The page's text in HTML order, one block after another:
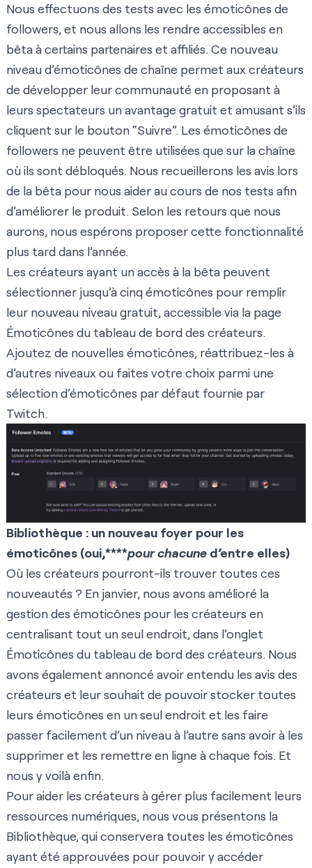
Nous effectuons des tests avec les émoticônes de
followers, et nous allons les rendre accessibles en
bêta à certains partenaires et affiliés. Ce nouveau
niveau d’émoticônes de chaîne permet aux créateurs
de développer leur communauté en proposant à
leurs spectateurs un avantage gratuit et amusant s’ils
cliquent sur le bouton “Suivre”. Les émoticônes de
followers ne peuvent être utilisées que sur la chaîne
où ils sont débloqués. Nous recueillerons les avis lors
de la bêta pour nous aider au cours de nos tests afin
d’améliorer le produit. Selon les retours que nous
aurons, nous espérons proposer cette fonctionnalité
plus tard dans l’année.
Les créateurs ayant un accès à la bêta peuvent
sélectionner jusqu’à cinq émoticônes pour remplir
leur nouveau niveau gratuit, accessible via la page
Émoticônes du tableau de bord des créateurs.
Ajoutez de nouvelles émoticônes, réattribuez-les à
d’autres niveaux ou faites votre choix parmi une
sélection d’émoticônes par défaut fournie par
Twitch.
Bibliothèque : un nouveau foyer pour les
émoticônes (oui,****pour chacune d’entre elles)
Où les créateurs pourront-ils trouver toutes ces
nouveautés ? En janvier, nous avons amélioré la
gestion des émoticônes pour les créateurs en
centralisant tout un seul endroit, dans l’onglet
Émoticônes du tableau de bord des créateurs. Nous
avons également annoncé avoir entendu les avis des
créateurs et leur souhait de pouvoir stocker toutes
leurs émoticônes en un seul endroit et les faire
passer facilement d’un niveau à l’autre sans avoir à les
supprimer et les remettre en ligne à chaque fois. Et
nous y voilà enfin.
Pour aider les créateurs à gérer plus facilement leurs
ressources numériques, nous vous présentons la
Bibliothèque, qui conservera toutes les émoticônes
ayant été approuvées pour pouvoir y accéder